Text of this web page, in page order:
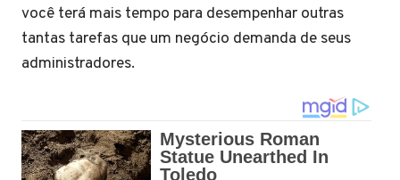
você terá mais tempo para desempenhar outras
tantas tarefas que um negócio demanda de seus
administradores.